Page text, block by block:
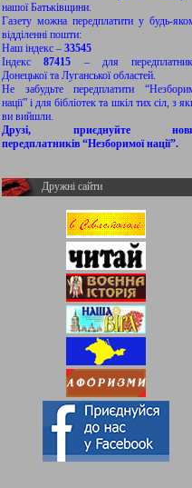
нашої Батьківщини.
Газету можна передплатити у будь-
відділенні пошти:
Наш індекс – 33545
Індекс87415 – для
Донецької та Луганської областей.
Не забудьте передплатити
нації” і для бібліотек та шкіл тих сіл, з
ви вийшли.
Друзі, приєднуйте
передплатників “Незборимої нації”.
Дружні сайти